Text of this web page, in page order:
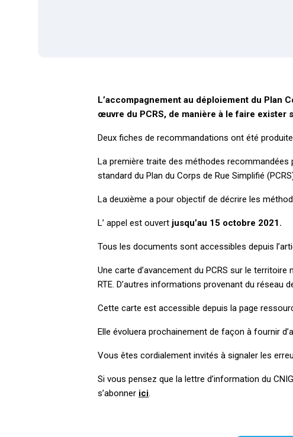
L’accompagnement au déploiement du Plan
œuvre du PCRS, de manière à le faire exister
Deux fiches de recommandations ont été
La première traite des méthodes
standard du Plan du Corps de Rue Simplifié
La deuxième a pour objectif de décrire les
L’ appel est ouvert jusqu’au 15 octobre 2021.
Tous les documents sont accessibles depuis
Une carte d’avancement du PCRS sur le
RTE. D’autres informations provenant du réseau
Cette carte est accessible depuis la page
Elle évoluera prochainement de façon à fournir
Vous êtes cordialement invités à signaler les
Si vous pensez que la lettre d’information du
s’abonner ici